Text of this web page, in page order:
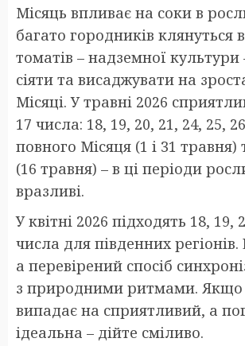
Місяць впливає на соки в
багато городників клянуться
томатів – надземної
сіяти та висаджувати на
Місяці. У травні 2026
17 числа: 18, 19, 20, 21, 24, 25,
повного Місяця (1 і 31
(16 травня) – в ці періоди
вразливі.
У квітні 2026 підходять 18, 19,
числа для південних регіонів.
а перевірений спосіб
з природними ритмами. Якщо
випадає на сприятливий, а
ідеальна – дійте сміливо.